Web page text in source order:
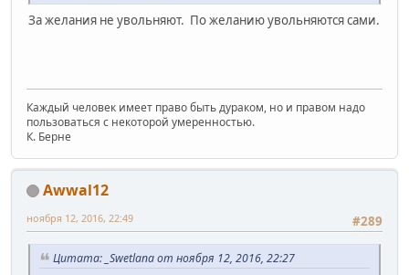
За желания не увольняют. По желанию увольняются сами.
Каждый человек имеет право быть дураком, но и правом надо
пользоваться с некоторой умеренностью.
К. Берне
Awwal12
#289
ноября 12, 2016, 22:49
Цитата: _Swetlana от ноября 12, 2016, 22:27